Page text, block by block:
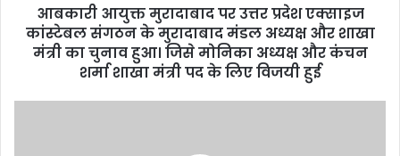
आबकारी आयुक्त मुरादाबाद पर उत्तर प्रदेश एक्साइज
कांस्टेबल संगठन के मुरादाबाद मंडल अध्यक्ष और शाखा
मंत्री का चुनाव हुआ। जिसे मोनिका अध्यक्ष और कंचन
शर्मा शाखा मंत्री पद के लिए विजयी हुई